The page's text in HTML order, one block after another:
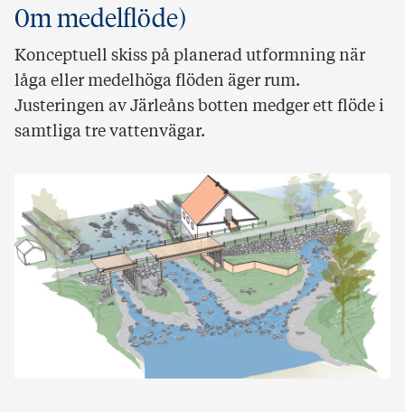
0m medelflöde)
Konceptuell skiss på planerad utformning när
låga eller medelhöga flöden äger rum.
Justeringen av Järleåns botten medger ett flöde i
samtliga tre vattenvägar.